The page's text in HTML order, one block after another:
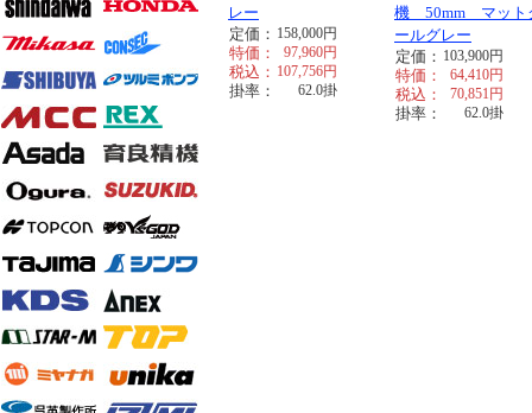
レー
定価： 158,000円
特価： 97,960円
税込： 107,756円
掛率： 62.0掛
機 50mm マット
ールグレー
定価： 103,900円
特価： 64,410円
税込： 70,851 円
掛率： 62.0掛